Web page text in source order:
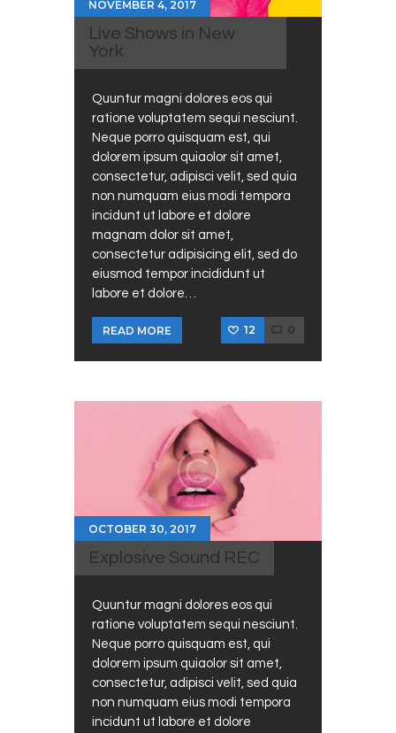
NOVEMBER 4, 2017
Live Shows in New
York
Quuntur magni dolores eos qui
ratione voluptatem sequi nesciunt.
Neque porro quisquam est, qui
dolorem ipsum quiaolor sit amet,
consectetur, adipisci velit, sed quia
non numquam eius modi tempora
incidunt ut labore et dolore
magnam dolor sit amet,
consectetur adipisicing elit, sed do
eiusmod tempor incididunt ut
labore et dolore…
READ MORE 12 0
OCTOBER 30, 2017
Explosive Sound REC
Quuntur magni dolores eos qui
ratione voluptatem sequi nesciunt.
Neque porro quisquam est, qui
dolorem ipsum quiaolor sit amet,
consectetur, adipisci velit, sed quia
non numquam eius modi tempora
incidunt ut labore et dolore